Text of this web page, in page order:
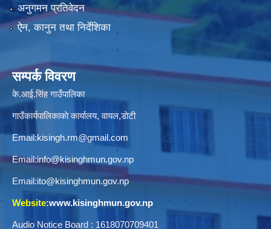
अनुगमन प्रतिवेदन
ऐन, कानुन तथा निर्देशिका
सम्पर्क विवरण
के.आई.सिंह गाउँपालिका
गाउँकार्यपालिकाकाे कार्यालय, वायल,डाेटी
Email:kisingh.rm@gmail.com
Email:info@kisinghmun.gov.np
Email:ito@kisinghmun.gov.np
Website:www.kisinghmun.gov.np
Audio Notice Board : 1618070709401